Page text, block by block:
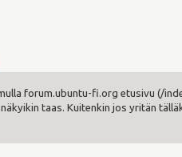
forum.ubuntu-fi.org etusivu (/
taas. Kuitenkin jos yritän